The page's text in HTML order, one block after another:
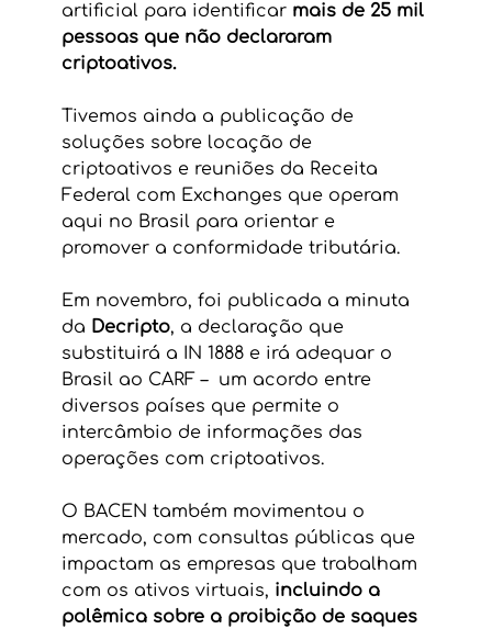
artificial para identificar mais de 25 mil
pessoas que não declararam
criptoativos.
Tivemos ainda a publicação de
soluções sobre locação de
criptoativos e reuniões da Receita
Federal com Exchanges que operam
aqui no Brasil para orientar e
promover a conformidade tributária.
Em novembro, foi publicada a minuta
da Decripto, a declaração que
substituirá a IN 1888 e irá adequar o
Brasil ao CARF –  um acordo entre
diversos países que permite o
intercâmbio de informações das
operações com criptoativos.
O BACEN também movimentou o
mercado, com consultas públicas que
impactam as empresas que trabalham
com os ativos virtuais, incluindo a
polêmica sobre a proibição de saques